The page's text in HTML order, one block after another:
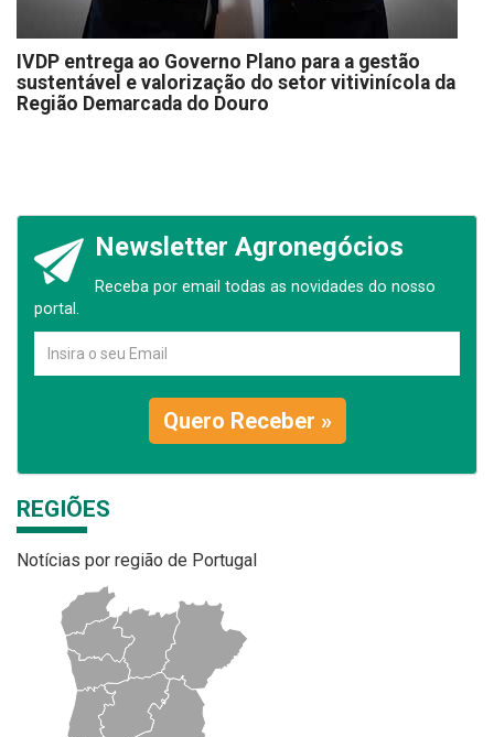
IVDP entrega ao Governo Plano para a gestão
sustentável e valorização do setor vitivinícola da
Região Demarcada do Douro
Newsletter Agronegócios
Receba por email todas as novidades do nosso
portal.
Quero Receber »
REGIÕES
Notícias por região de Portugal